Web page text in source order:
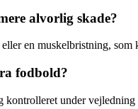
alvorlig skade?
en muskelbristning,
fodbold?
under